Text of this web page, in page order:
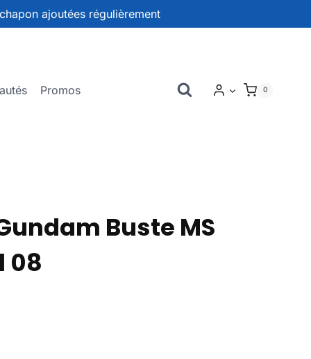
ajoutées régulièrement
Promos 0
Buste MS
08